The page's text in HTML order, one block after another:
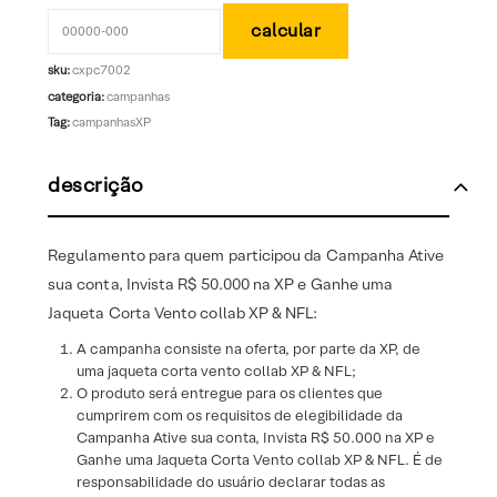
sku:cxpc7002
categoria:campanhas
Tag:campanhasXP
descrição
Regulamento para quem participou da Campanha Ative
sua conta, Invista R$ 50.000 na XP e Ganhe uma
Jaqueta Corta Vento collab XP & NFL:
A campanha consiste na oferta, por parte da XP, de
uma jaqueta corta vento collab XP & NFL;
O produto será entregue para os clientes que
cumprirem com os requisitos de elegibilidade da
Campanha Ative sua conta, Invista R$ 50.000 na XP e
Ganhe uma Jaqueta Corta Vento collab XP & NFL. É de
responsabilidade do usuário declarar todas as